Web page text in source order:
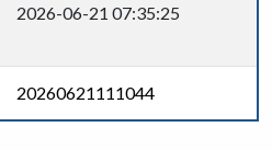
2026-06-21 07:35:25
20260621111044